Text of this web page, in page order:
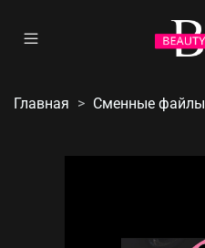
Главная Сменные файлы